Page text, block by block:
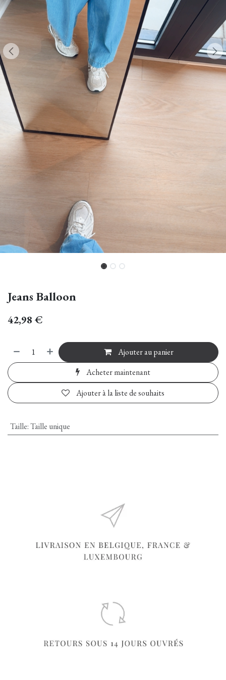
Jeans Balloon
42,98 €
Ajouter au panier
Acheter maintenant
Ajouter à la liste de souhaits
Taille:Taille unique